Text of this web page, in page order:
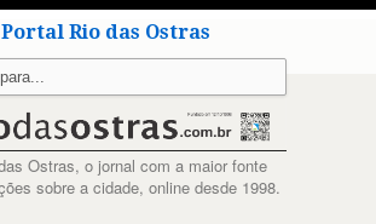
Portal Rio das Ostras
Ostras, o jornal com a maior fonte
sobre a cidade, online desde 1998.